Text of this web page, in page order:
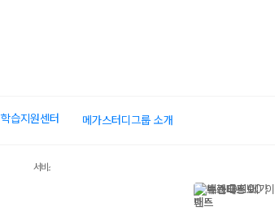
학습지원센터 메가스터디그룹 소개
서비스 가입사실 확인